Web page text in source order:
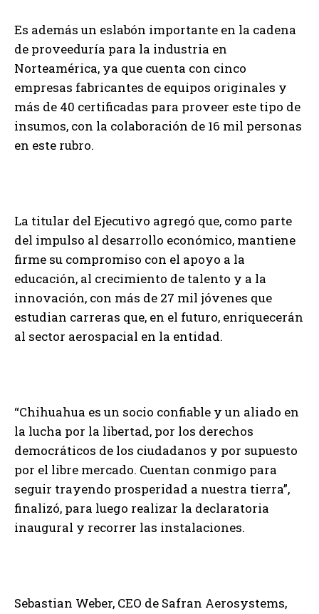
Es además un eslabón importante en la cadena
de proveeduría para la industria en
Norteamérica, ya que cuenta con cinco
empresas fabricantes de equipos originales y
más de 40 certificadas para proveer este tipo de
insumos, con la colaboración de 16 mil personas
en este rubro.
La titular del Ejecutivo agregó que, como parte
del impulso al desarrollo económico, mantiene
firme su compromiso con el apoyo a la
educación, al crecimiento de talento y a la
innovación, con más de 27 mil jóvenes que
estudian carreras que, en el futuro, enriquecerán
al sector aerospacial en la entidad.
“Chihuahua es un socio confiable y un aliado en
la lucha por la libertad, por los derechos
democráticos de los ciudadanos y por supuesto
por el libre mercado. Cuentan conmigo para
seguir trayendo prosperidad a nuestra tierra”,
finalizó, para luego realizar la declaratoria
inaugural y recorrer las instalaciones.
Sebastian Weber, CEO de Safran Aerosystems,